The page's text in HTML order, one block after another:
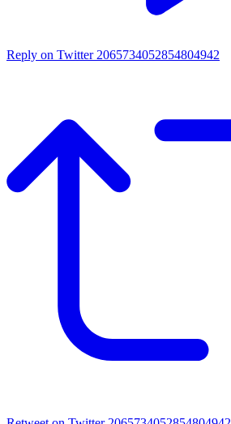
Reply on Twitter 2065734052854804942